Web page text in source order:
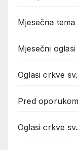
Mjesečna
Mjesečni
Oglasi crkve
Pred
Oglasi crkve